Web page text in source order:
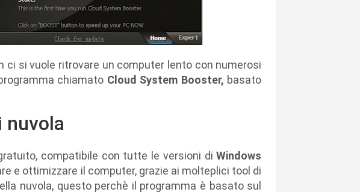
ci si vuole ritrovare un computer lento con numerosi
chiamato Cloud System Booster, basato
nuvola
compatibile con tutte le versioni diWindows
e ottimizzare il computer, grazie ai molteplici tool di
nuvola, questo perchè il programma è basato sul